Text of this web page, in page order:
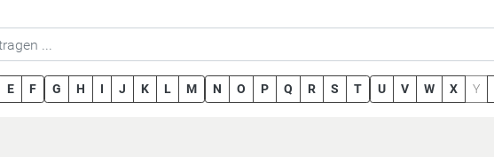
E F G H I J K L M N O P Q R S T U V W X Y